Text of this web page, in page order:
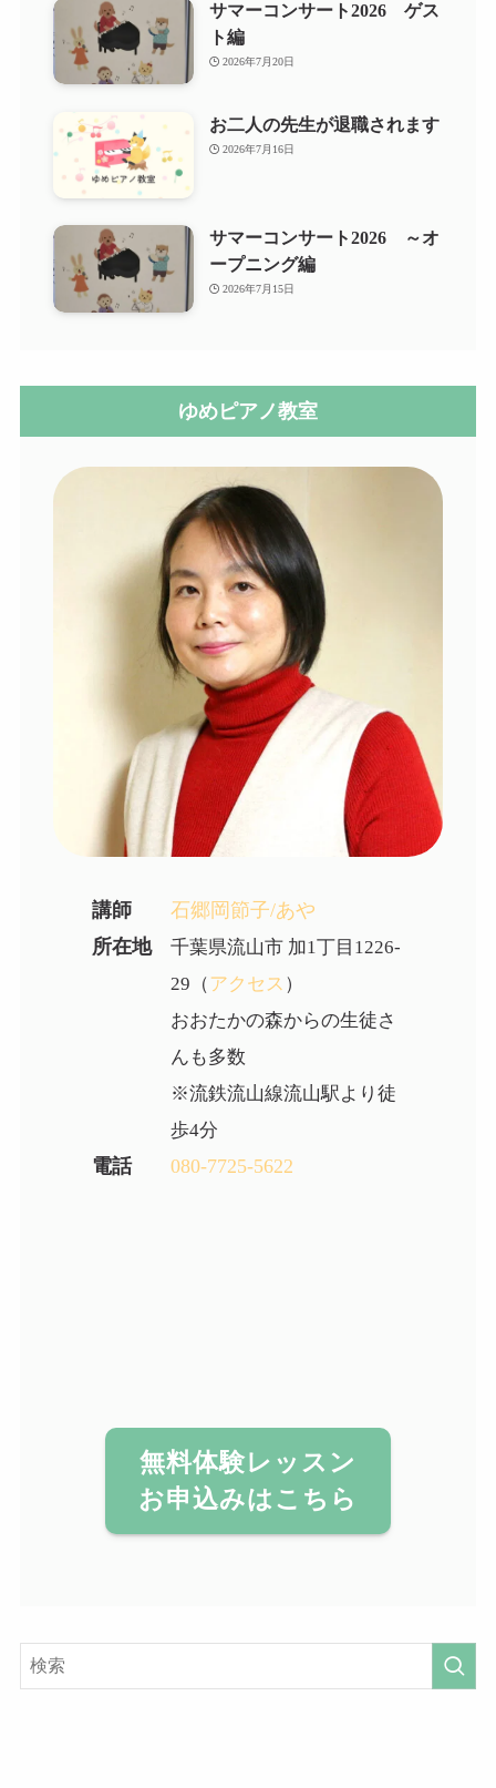
サマーコンサート2026 ゲス
ト編
2026年7月20日
お二人の先生が退職されます
2026年7月16日
サマーコンサート2026 ～オ
ープニング編
2026年7月15日
ゆめピアノ教室
講師
石郷岡節子/あや
所在地
千葉県流山市 加1丁目1226-
29（アクセス ）
おおたかの森からの生徒さ
んも多数
※流鉄流山線流山駅より徒
歩4分
電話 080-7725-5622
無料体験レッスン
お申込みはこちら